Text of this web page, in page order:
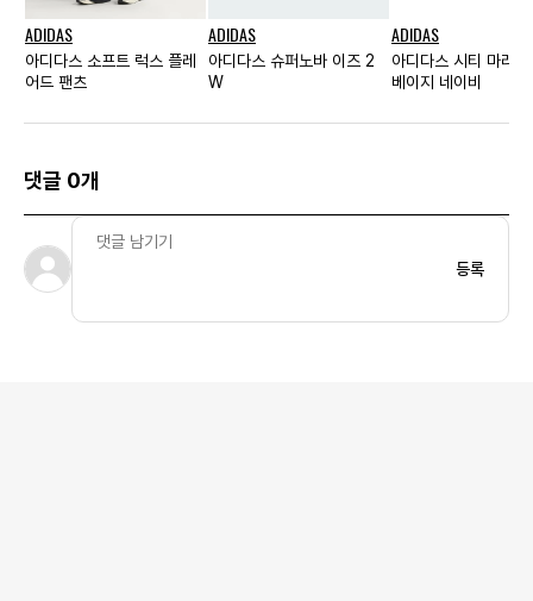
ADIDAS
아디다스 소프트 럭스 플레
어드 팬츠
ADIDAS
아디다스 슈퍼노바 이즈 2
W
ADIDAS
아디다스 시티 마라
베이지 네이비
댓글 0개
등록